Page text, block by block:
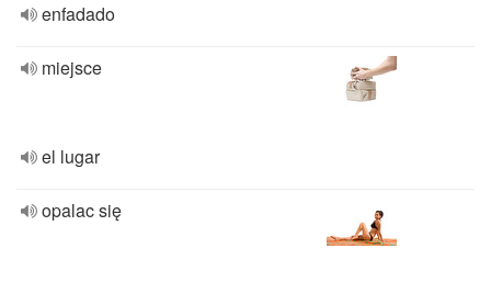
enfadado
miejsce
el lugar
opalac się